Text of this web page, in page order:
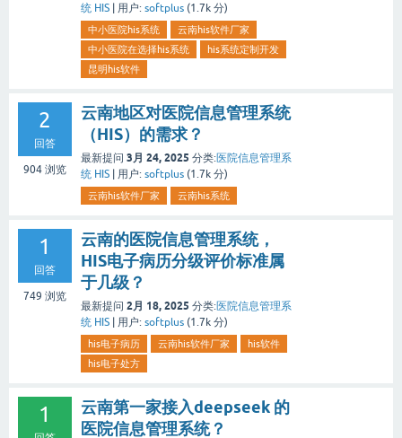
统 HIS
用户: softplus (1.7k 分)
中小医院his系统
云南his软件厂家
中小医院在选择his系统
his系统定制开发
昆明his软件
2
回答
904 浏览
云南地区对医院信息管理系统
（HIS）的需求？
最新提问 3月 24, 2025 分类:医院信息管理系
统 HIS
用户: softplus (1.7k 分)
云南his软件厂家 云南his系统
1
回答
749 浏览
云南的医院信息管理系统，
HIS电子病历分级评价标准属
于几级？
最新提问 2月 18, 2025 分类:医院信息管理系
统 HIS
用户: softplus (1.7k 分)
his电子病历 云南his软件厂家
his软件
his电子处方
1
云南第一家接入deepseek 的
医院信息管理系统？